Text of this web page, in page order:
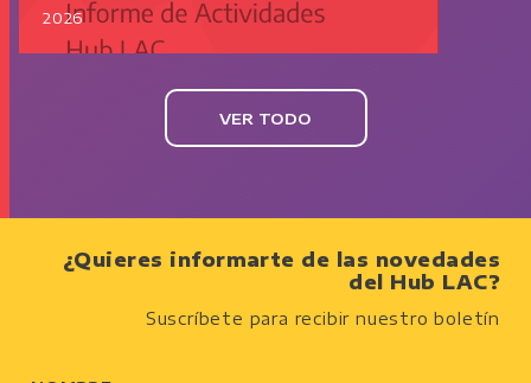
2026
VER TODO
¿Quieres informarte de las novedades
del Hub LAC?
Suscríbete para recibir nuestro boletín